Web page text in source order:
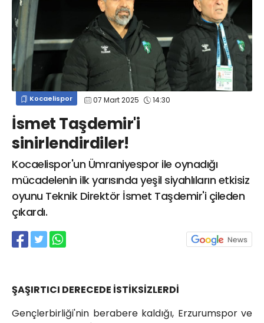
Kocaelispor 07 Mart 2025 14:30
İsmet Taşdemir'i
sinirlendirdiler!
Kocaelispor'un Ümraniyespor ile oynadığı
mücadelenin ilk yarısında yeşil siyahlıların etkisiz
oyunu Teknik Direktör İsmet Taşdemir'i çileden
çıkardı.
ŞAŞIRTICI DERECEDE İSTİKSİZLERDİ
Gençlerbirliği'nin berabere kaldığı, Erzurumspor ve
Salon Sporları
Okul Sporları
Web TV Galeri Yazarlar
info@spor41.com